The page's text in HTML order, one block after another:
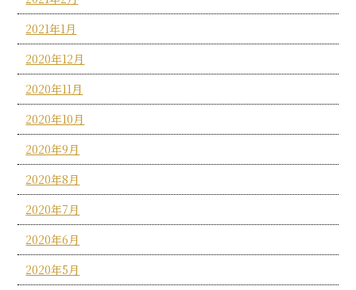
2021年1月
2020年12月
2020年11月
2020年10月
2020年9月
2020年8月
2020年7月
2020年6月
2020年5月